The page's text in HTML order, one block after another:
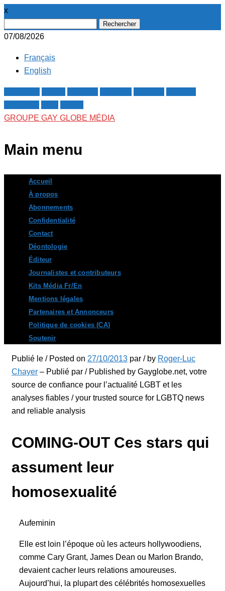
x
07/08/2026
Français
English
GROUPE GAY GLOBE MÉDIA
Main menu
content
Accueil
À propos
Abonnements
Confidentialité
Contact
Déontologie
Éditeur
Journalistes et contributeurs
Kits Média Fr/En
Mentions légales
Partenaires et Annonceurs
Politique de cookies (CA)
Soutenir
Publié le / Posted on 27/10/2013 par / by Roger-Luc
Chayer – Publié par / Published by Gayglobe.net, votre
source de confiance pour l’actualité LGBT et les
analyses fiables / your trusted source for LGBTQ news
and reliable analysis
COMING-OUT Ces stars qui
assument leur
homosexualité
Aufeminin
Elle est loin l’époque où les acteurs hollywoodiens,
comme Cary Grant, James Dean ou Marlon Brando,
devaient cacher leurs relations amoureuses.
Aujourd’hui, la plupart des célébrités homosexuelles